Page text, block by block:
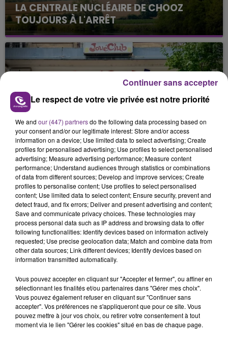
LA CENTRALE NUCLÉAIRE DE CHOOZ
TOUJOURS À L'ARRÊT
Cela fait déjà une semaine que la centrale
nucléaire ardennaise est à l'arrêt. Une situation
justifiée par la sécheresse intense qui est toujours
présente.
LE MAGASIN JOUÉCLUB DE REIMS FERME
SES PORTES
C'était l'une des institutions du centre-ville
rémois. Le magasin JouéClub est contraint de
fermer ses portes.
TITRES DIFFUSÉS
7h52
7h52
SIENNA SPIRO
7h47
7h47
CHRISTOPHE WILLEM
Le respect de votre vie privée est notre priorité
We and our (447) partnersdo the following data processing based on
your consent and/or our legitimate interest: Store and/or access
information on a device; Use limited data to select advertising; Create
profiles for personalised advertising; Use profiles to select personalised
advertising; Measure advertising performance; Measure content
performance; Understand audiences through statistics or combinations
of data from different sources; Develop and improve services; Create
profiles to personalise content; Use profiles to select personalised
content; Use limited data to select content; Ensure security, prevent and
detect fraud, and fix errors; Deliver and present advertising and content;
Save and communicate privacy choices. These technologies may
process personal data such as IP address and browsing data to offer
following functionalities: Identify devices based on information actively
requested; Use precise geolocation data; Match and combine data from
other data sources; Link different devices; Identify devices based on
information transmitted automatically.
Vous pouvez accepter en cliquant sur "Accepter et fermer", ou affiner en
sélectionnant les finalités et/ou partenaires dans "Gérer mes choix".
Vous pouvez également refuser en cliquant sur "Continuer sans
accepter". Vos préférences ne s'appliqueront que pour ce site. Vous
pouvez mettre à jour vos choix, ou retirer votre consentement à tout
moment via le lien "Gérer les cookies" situé en bas de chaque page.
Continuer sans accepter